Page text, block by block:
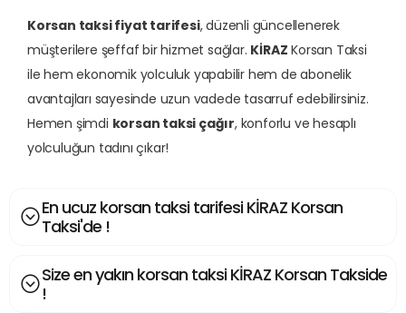
Korsan taksi fiyat tarifesi, düzenli güncellenerek
müşterilere şeffaf bir hizmet sağlar. KİRAZ Korsan Taksi
ile hem ekonomik yolculuk yapabilir hem de abonelik
avantajları sayesinde uzun vadede tasarruf edebilirsiniz.
Hemen şimdi korsan taksi çağır, konforlu ve hesaplı
yolculuğun tadını çıkar!
En ucuz korsan taksi tarifesi KİRAZ Korsan
Taksi'de !
Size en yakın korsan taksi KİRAZ Korsan Takside
!